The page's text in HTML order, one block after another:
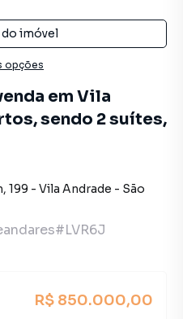
imóvel
opções
em Vila
sendo 2 suítes,
, 199 - Vila Andrade - São
R$ 850.000,00